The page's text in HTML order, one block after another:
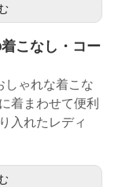
こなし・コー
しゃれな着こな
着まわせて便利
入れたレディ